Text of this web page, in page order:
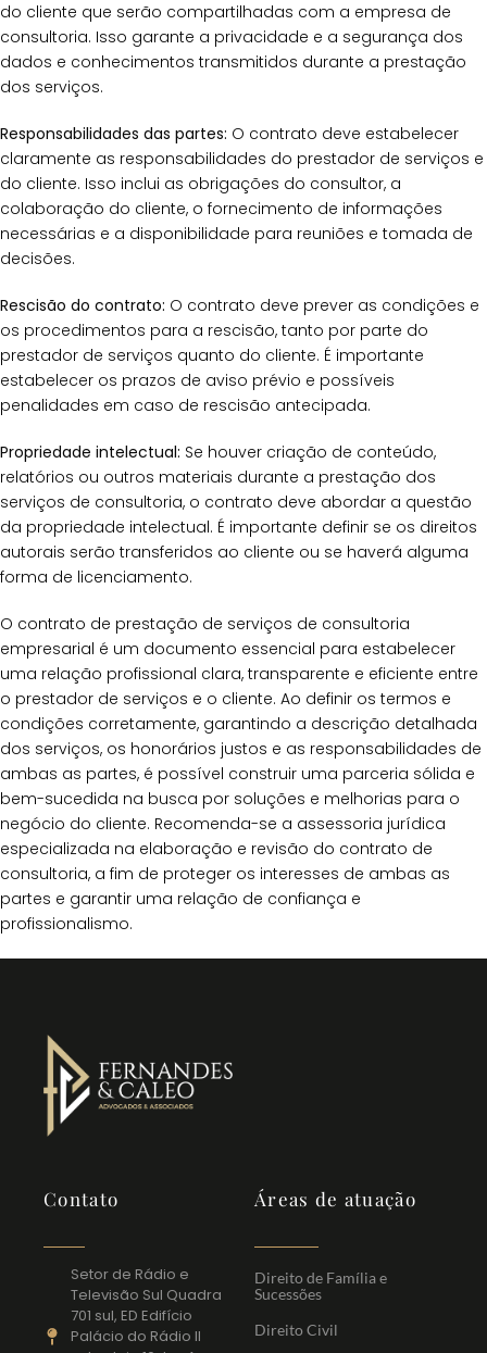
do cliente que serão compartilhadas com a empresa de
consultoria. Isso garante a privacidade e a segurança dos
dados e conhecimentos transmitidos durante a prestação
dos serviços.
Responsabilidades das partes: O contrato deve estabelecer
claramente as responsabilidades do prestador de serviços e
do cliente. Isso inclui as obrigações do consultor, a
colaboração do cliente, o fornecimento de informações
necessárias e a disponibilidade para reuniões e tomada de
decisões.
Rescisão do contrato: O contrato deve prever as condições e
os procedimentos para a rescisão, tanto por parte do
prestador de serviços quanto do cliente. É importante
estabelecer os prazos de aviso prévio e possíveis
penalidades em caso de rescisão antecipada.
Propriedade intelectual: Se houver criação de conteúdo,
relatórios ou outros materiais durante a prestação dos
serviços de consultoria, o contrato deve abordar a questão
da propriedade intelectual. É importante definir se os direitos
autorais serão transferidos ao cliente ou se haverá alguma
forma de licenciamento.
O contrato de prestação de serviços de consultoria
empresarial é um documento essencial para estabelecer
uma relação profissional clara, transparente e eficiente entre
o prestador de serviços e o cliente. Ao definir os termos e
condições corretamente, garantindo a descrição detalhada
dos serviços, os honorários justos e as responsabilidades de
ambas as partes, é possível construir uma parceria sólida e
bem-sucedida na busca por soluções e melhorias para o
negócio do cliente. Recomenda-se a assessoria jurídica
especializada na elaboração e revisão do contrato de
consultoria, a fim de proteger os interesses de ambas as
partes e garantir uma relação de confiança e
profissionalismo.
Contato
Setor de Rádio e
Televisão Sul Quadra
701 sul, ED Edifício
Palácio do Rádio II
Áreas de atuação
Direito de Família e
Sucessões
Direito Civil